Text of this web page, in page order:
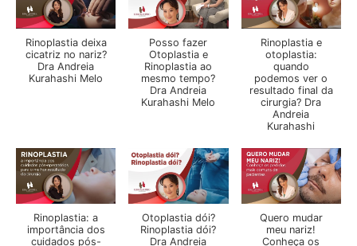
Rinoplastia deixa
cicatriz no nariz?
Dra Andreia
Kurahashi Melo
Posso fazer
Otoplastia e
Rinoplastia ao
mesmo tempo?
Dra Andreia
Kurahashi Melo
Rinoplastia e
otoplastia:
quando
podemos ver o
resultado final da
cirurgia? Dra
Andreia
Kurahashi
Rinoplastia: a
importância dos
cuidados pós-
Otoplastia dói?
Rinoplastia dói?
Dra Andreia
Quero mudar
meu nariz!
Conheça os